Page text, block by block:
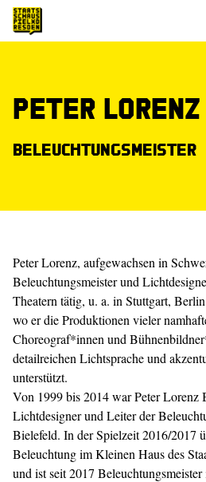
Peter Lorenz
Beleuchtungsmeister
Peter Lorenz, aufgewachsen in
Beleuchtungsmeister und
Theatern tätig, u. a. in Stuttgart,
wo er die Produktionen vieler
Choreograf*innen und
detailreichen Lichtsprache und
unterstützt.
Von 1999 bis 2014 war Peter Lorenz
Lichtdesigner und Leiter der
Bielefeld. In der Spielzeit 2016/2017
Beleuchtung im Kleinen Haus des
und ist seit 2017